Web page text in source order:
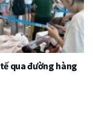
qua đường hàng